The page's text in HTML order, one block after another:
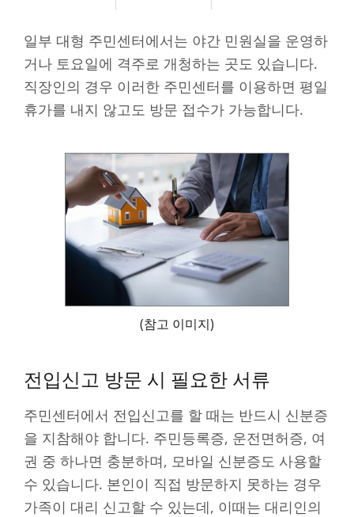
일부 대형 주민센터에서는 야간 민원실을 운영하
거나 토요일에 격주로 개청하는 곳도 있습니다.
직장인의 경우 이러한 주민센터를 이용하면 평일
휴가를 내지 않고도 방문 접수가 가능합니다.
(참고 이미지)
전입신고 방문 시 필요한 서류
주민센터에서 전입신고를 할 때는 반드시 신분증
을 지참해야 합니다. 주민등록증, 운전면허증, 여
권 중 하나면 충분하며, 모바일 신분증도 사용할
수 있습니다. 본인이 직접 방문하지 못하는 경우
가족이 대리 신고할 수 있는데, 이때는 대리인의